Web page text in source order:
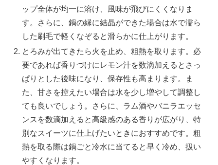
ップ全体が均一に溶け、風味が飛びにくくなりま
す。さらに、鍋の縁に結晶ができた場合は水で濡ら
した刷毛で軽くなぞると滑らかに仕上がります。
とろみが出てきたら火を止め、粗熱を取ります。必
要であれば香りづけにレモン汁を数滴加えるとさっ
ぱりとした後味になり、保存性も高まります。ま
た、甘さを控えたい場合は水を少し増やして調整し
ても良いでしょう。さらに、ラム酒やバニラエッセ
ンスを数滴加えると高級感のある香りが広がり、特
別なスイーツに仕上げたいときにおすすめです。粗
熱を取る際は鍋ごと冷水に当てると早く冷め、扱い
やすくなります。